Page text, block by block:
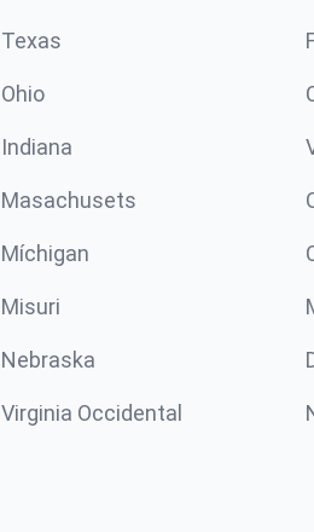
Texas
Ohio
Indiana
Masachusets
Míchigan
Misuri
Nebraska
Virginia Occidental